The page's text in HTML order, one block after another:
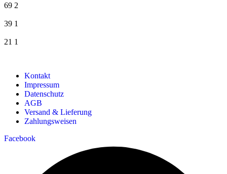
69 2
39 1
21 1
Kontakt
Impressum
Datenschutz
AGB
Versand & Lieferung
Zahlungsweisen
Facebook